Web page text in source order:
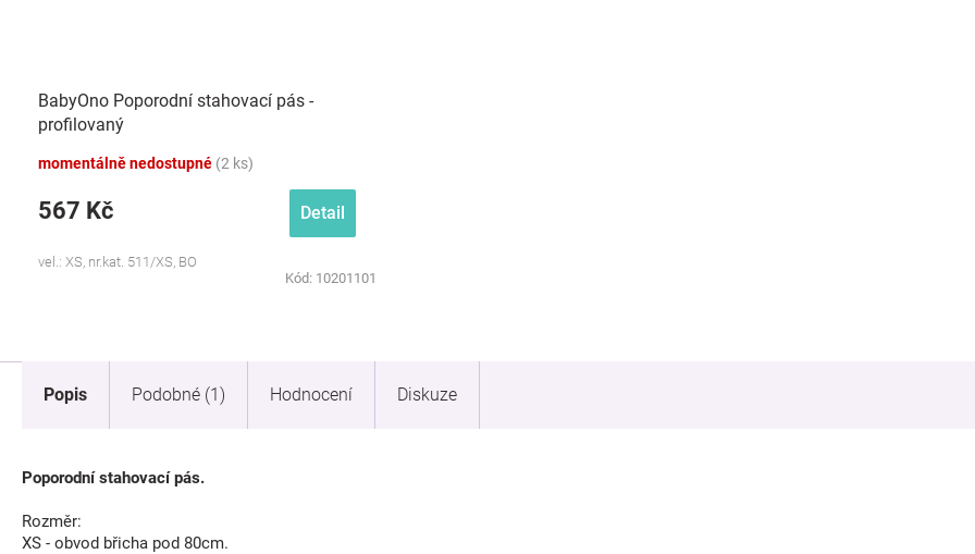
BabyOno Poporodní stahovací pás -
profilovaný
momentálně nedostupné (2 ks)
567 Kč Detail
vel.: XS, nr.kat. 511/XS, BO
Kód: 10201101
Popis Podobné (1) Hodnocení Diskuze
Poporodní stahovací pás.
Rozměr:
XS - obvod břicha pod 80cm.